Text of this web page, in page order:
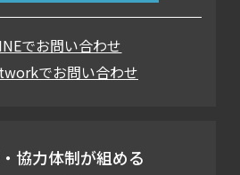
でお問い合わせ
でお問い合わせ
協力体制が組める